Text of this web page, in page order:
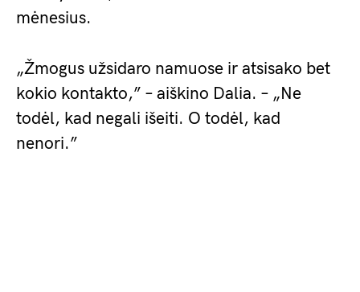
mėnesius.
„Žmogus užsidaro namuose ir atsisako bet
kokio kontakto,” – aiškino Dalia. – „Ne
todėl, kad negali išeiti. O todėl, kad
nenori.”